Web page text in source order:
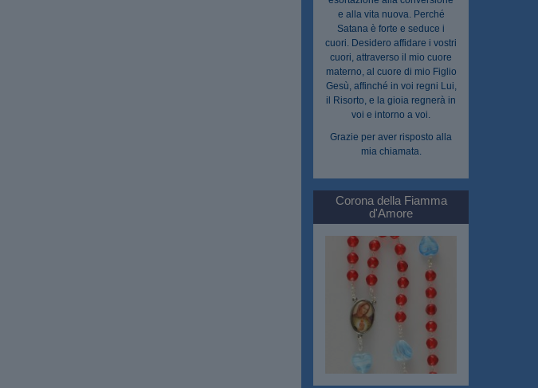
e alla vita nuova. Perché
Satana è forte e seduce i
cuori. Desidero affidare i vostri
cuori, attraverso il mio cuore
materno, al cuore di mio Figlio
Gesù, affinché in voi regni Lui,
il Risorto, e la gioia regnerà in
voi e intorno a voi.
Grazie per aver risposto alla
mia chiamata.
Corona della Fiamma
d'Amore